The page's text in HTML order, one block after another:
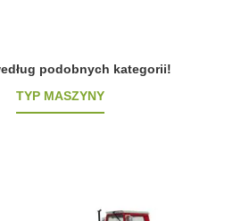
podobnych kategorii!
TYP MASZYNY